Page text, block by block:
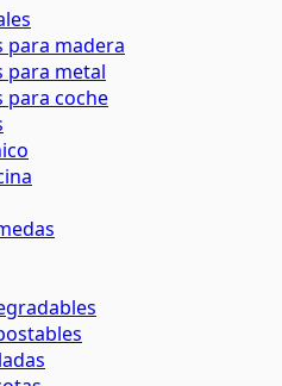
para madera
para metal
para coche